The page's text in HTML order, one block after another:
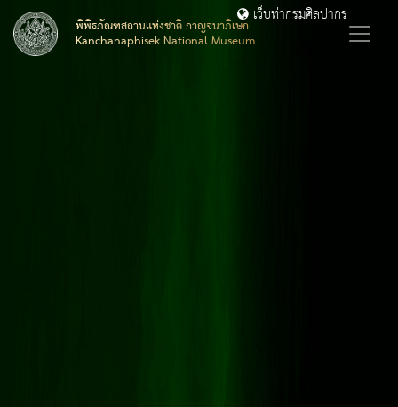
พิพิธภัณฑสถานแห่งชาติ กาญจนาภิเษก
Kanchanaphisek National Museum
เว็บท่ากรมศิลปากร